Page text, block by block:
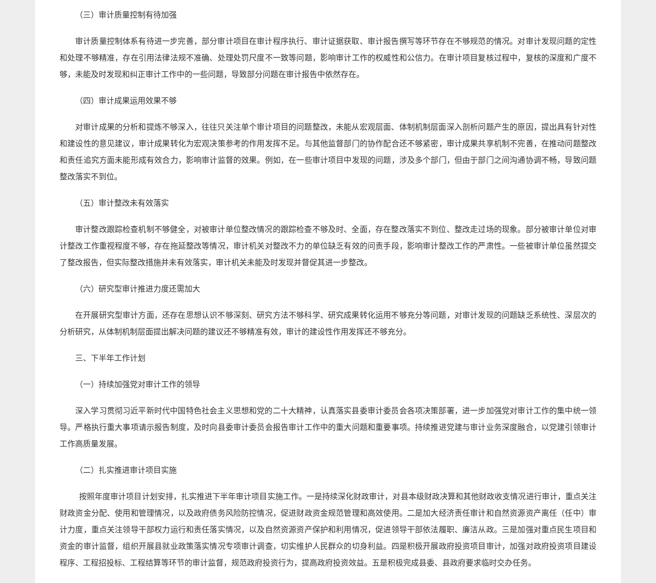
（三）审计质量控制有待加强
审计质量控制体系有待进一步完善，部分审计项目在审计程序执行、审计证据获取、审计报告撰写等环节存在不够规范的情况。对审计发现问题的定性
和处理不够精准，存在引用法律法规不准确、处理处罚尺度不一致等问题，影响审计工作的权威性和公信力。在审计项目复核过程中，复核的深度和广度不
够，未能及时发现和纠正审计工作中的一些问题，导致部分问题在审计报告中依然存在。
（四）审计成果运用效果不够
对审计成果的分析和提炼不够深入，往往只关注单个审计项目的问题整改，未能从宏观层面、体制机制层面深入剖析问题产生的原因，提出具有针对性
和建设性的意见建议，审计成果转化为宏观决策参考的作用发挥不足。与其他监督部门的协作配合还不够紧密，审计成果共享机制不完善，在推动问题整改
和责任追究方面未能形成有效合力，影响审计监督的效果。例如，在一些审计项目中发现的问题，涉及多个部门，但由于部门之间沟通协调不畅，导致问题
整改落实不到位。
（五）审计整改未有效落实
审计整改跟踪检查机制不够健全，对被审计单位整改情况的跟踪检查不够及时、全面，存在整改落实不到位、整改走过场的现象。部分被审计单位对审
计整改工作重视程度不够，存在拖延整改等情况，审计机关对整改不力的单位缺乏有效的问责手段，影响审计整改工作的严肃性。一些被审计单位虽然提交
了整改报告，但实际整改措施并未有效落实，审计机关未能及时发现并督促其进一步整改。
（六）研究型审计推进力度还需加大
在开展研究型审计方面，还存在思想认识不够深刻、研究方法不够科学、研究成果转化运用不够充分等问题，对审计发现的问题缺乏系统性、深层次的
分析研究，从体制机制层面提出解决问题的建议还不够精准有效，审计的建设性作用发挥还不够充分。
三、下半年工作计划
（一）持续加强党对审计工作的领导
深入学习贯彻习近平新时代中国特色社会主义思想和党的二十大精神，认真落实县委审计委员会各项决策部署，进一步加强党对审计工作的集中统一领
导。严格执行重大事项请示报告制度，及时向县委审计委员会报告审计工作中的重大问题和重要事项。持续推进党建与审计业务深度融合，以党建引领审计
工作高质量发展。
（二）扎实推进审计项目实施
按照年度审计项目计划安排，扎实推进下半年审计项目实施工作。一是持续深化财政审计，对县本级财政决算和其他财政收支情况进行审计，重点关注
财政资金分配、使用和管理情况，以及政府债务风险防控情况，促进财政资金规范管理和高效使用。二是加大经济责任审计和自然资源资产离任（任中）审
计力度，重点关注领导干部权力运行和责任落实情况，以及自然资源资产保护和利用情况，促进领导干部依法履职、廉洁从政。三是加强对重点民生项目和
资金的审计监督，组织开展县就业政策落实情况专项审计调查，切实维护人民群众的切身利益。四是积极开展政府投资项目审计，加强对政府投资项目建设
程序、工程招投标、工程结算等环节的审计监督，规范政府投资行为，提高政府投资效益。五是积极完成县委、县政府要求临时交办任务。